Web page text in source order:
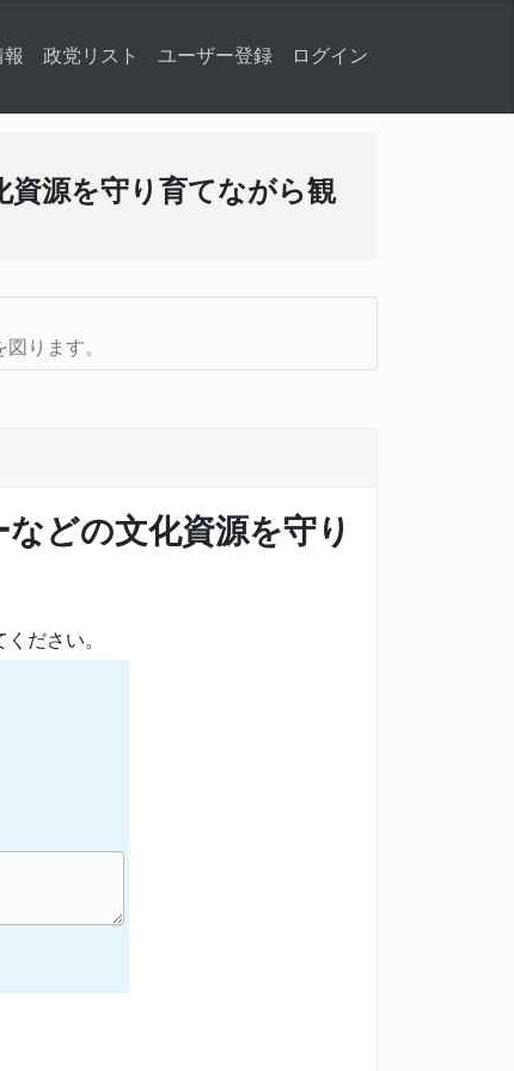
政党リスト ユーザー登録 ログイン
資源を守り育てながら観
ります。
どの文化資源を守り
ださい。